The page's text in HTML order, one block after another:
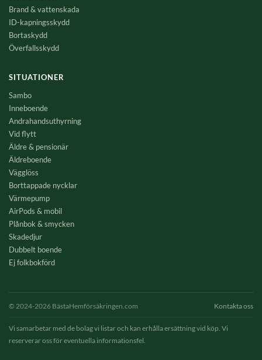
Brand & vattenskada
ID-kapningsskydd
Bortaskydd
Överfallsskydd
SITUATIONER
Sambo
Inneboende
Andrahandsuthyrning
Vid flytt
Äldre & pensionär
Äldreboende
Vägglöss
Borttappade nycklar
Värmepump
AirPods & mobil
Plånbok & smycken
Skadedjur
Dubbelt boende
Ej folkbokförd
© 2024-2026 BästaHemförsäkringen.com Kontakta oss
Vi samarbetar med de bolag vi listar och kan erhålla ersättning vid köp. Vi
reserverar oss för eventuella informationsfel.